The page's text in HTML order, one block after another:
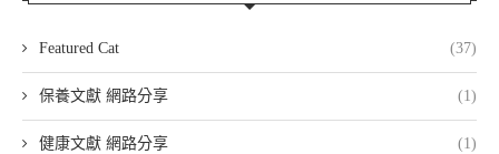
Featured Cat (37)
保養文獻 網路分享 (1)
健康文獻 網路分享 (1)